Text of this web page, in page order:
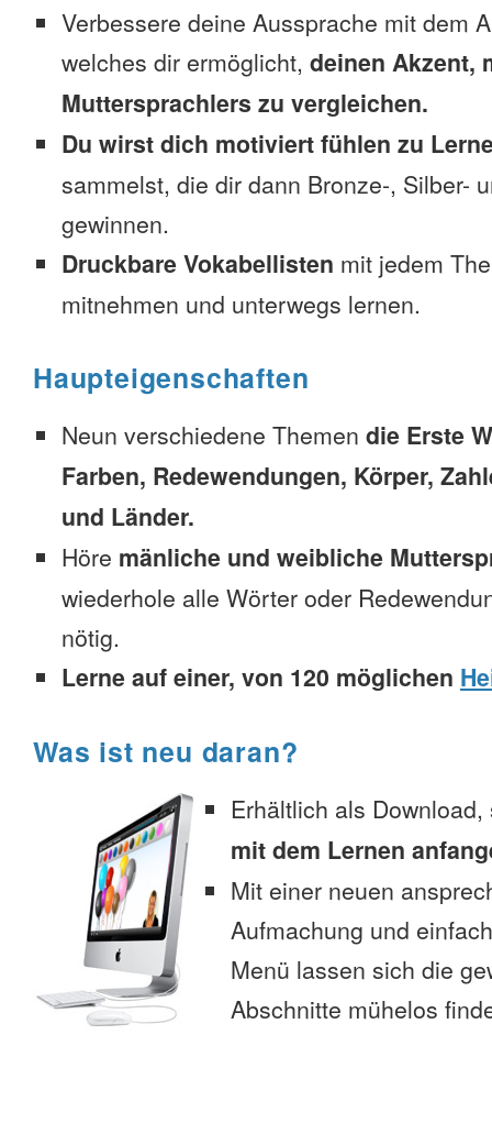
Verbessere deine Aussprache mit dem
welches dir ermöglicht, deinen Akzent,
Muttersprachlers zu vergleichen.
Du wirst dich motiviert fühlen zu
sammelst, die dir dann Bronze-, Silber-
gewinnen.
Druckbare Vokabellisten mit jedem
mitnehmen und unterwegs lernen.
Haupteigenschaften
Neun verschiedene Themen die Erste
Farben, Redewendungen, Körper,
und Länder.
Höre mänliche und weibliche
wiederhole alle Wörter oder
nötig.
Lerne auf einer, von 120 möglichen
Was ist neu daran?
Erhältlich als
mit dem Lernen
Mit einer neuen
Aufmachung und
Menü lassen sich die
Abschnitte mühelos